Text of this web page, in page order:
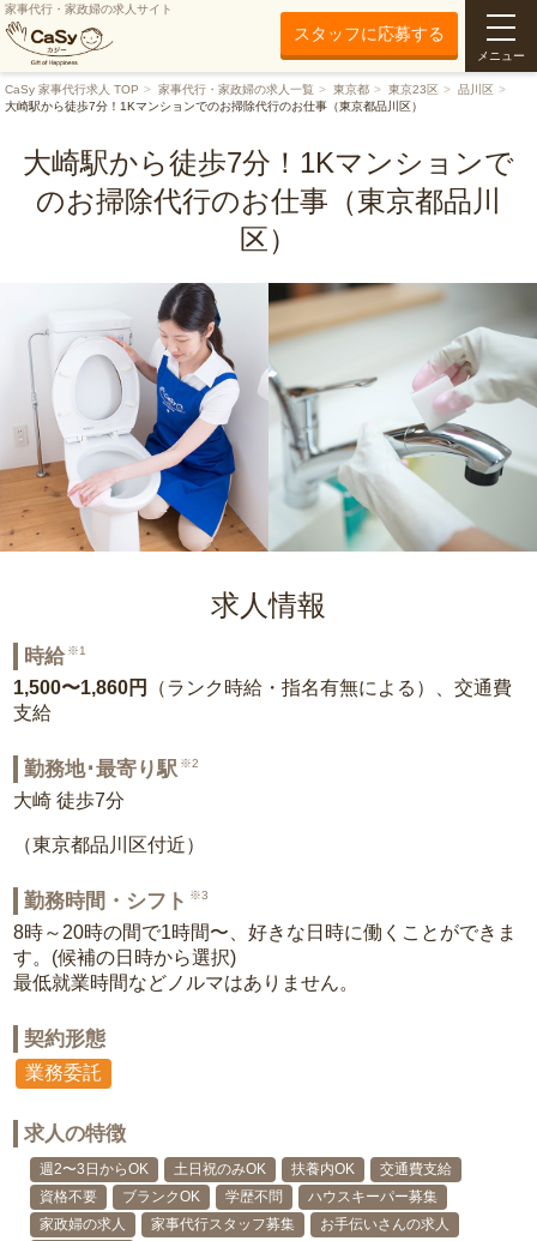
家事代行・家政婦の求人サイト
スタッフに応募する
メニュー
CaSy 家事代行求人 TOP 家事代行・家政婦の求人一覧 東京都 東京23区
品川区
大崎駅から徒歩7分！1Kマンションでのお掃除代行のお仕事（東京都品川区）
大崎駅から徒歩7分！1Kマンションで
のお掃除代行のお仕事（東京都品川
区）
求人情報
時給 ※1
1,500〜1,860円
（ランク時給・指名有無による）、交通費
支給
勤務地･最寄り駅 ※2
大崎 徒歩7分
（東京都品川区付近）
勤務時間・シフト ※3
8時～20時の間で1時間〜、好きな日時に働くことができま
す。(候補の日時から選択)
最低就業時間などノルマはありません。
契約形態
業務委託
求人の特徴
週2〜3日からOK 土日祝のみOK 扶養内OK
交通費支給
資格不要
ブランクOK 学歴不問
ハウスキーパー募集
家政婦の求人
家事代行スタッフ募集
お手伝いさんの求人